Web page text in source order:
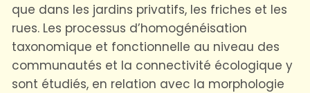
que dans les jardins privatifs, les friches et les
rues. Les processus d’homogénéisation
taxonomique et fonctionnelle au niveau des
communautés et la connectivité écologique y
sont étudiés, en relation avec la morphologie